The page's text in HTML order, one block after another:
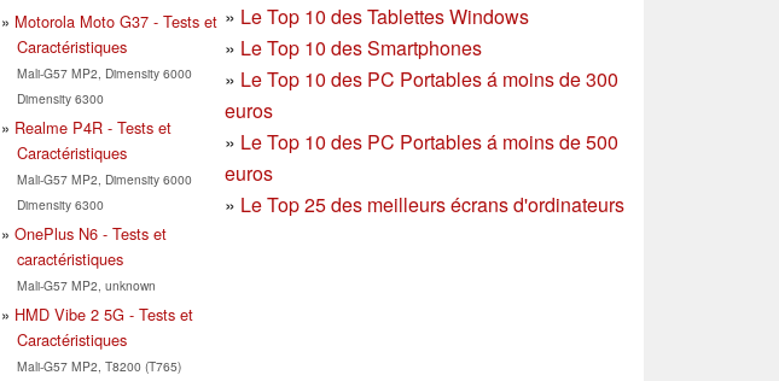
Motorola Moto G37 - Tests et
Caractéristiques
Mali-G57 MP2, Dimensity 6000
Dimensity 6300
Realme P4R - Tests et
Caractéristiques
Mali-G57 MP2, Dimensity 6000
Dimensity 6300
OnePlus N6 - Tests et
caractéristiques
Mali-G57 MP2, unknown
HMD Vibe 2 5G - Tests et
Caractéristiques
Mali-G57 MP2, T8200 (T765)
» Le Top 10 des Tablettes Windows
» Le Top 10 des Smartphones
» Le Top 10 des PC Portables á moins de 300
euros
» Le Top 10 des PC Portables á moins de 500
euros
» Le Top 25 des meilleurs écrans d'ordinateurs